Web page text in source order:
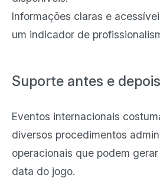
Informações claras e
um indicador de
Suporte antes e
Eventos internacionais
diversos procedimentos
operacionais que podem
data do jogo.